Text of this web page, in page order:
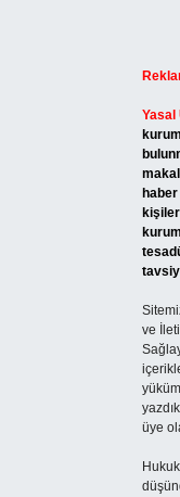
Yasal
ve
üye